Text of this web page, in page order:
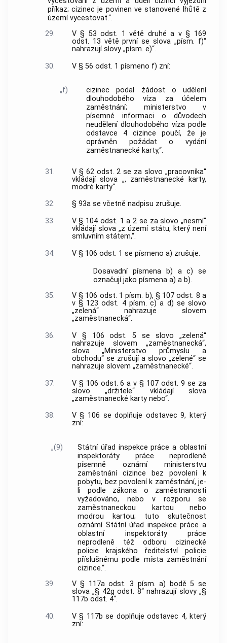
příkaz; cizinec je povinen ve stanovené lhůtě z
území vycestovat.“.
29.
V § 53 odst. 1 větě druhé a v § 169
odst. 13 větě první se slova „písm. f)“
nahrazují slovy „písm. e)“.
30.
V § 56 odst. 1 písmeno f) zní:
„f)
cizinec podal žádost o udělení
dlouhodobého víza za účelem
zaměstnání; ministerstvo v
písemné informaci o důvodech
neudělení dlouhodobého víza podle
odstavce 4 cizince poučí, že je
oprávněn požádat o vydání
zaměstnanecké karty,“.
31.
V § 62 odst. 2 se za slovo „pracovníka“
vkládají slova „, zaměstnanecké karty,
modré karty“.
32.
§ 93a se včetně nadpisu zrušuje.
33.
V § 104 odst. 1 a 2 se za slovo „nesmí“
vkládají slova „z území státu, který není
smluvním státem,“.
34.
V § 106 odst. 1 se písmeno a) zrušuje.
Dosavadní písmena b) a c) se
označují jako písmena a) a b).
35.
V § 106 odst. 1 písm. b), § 107 odst. 8 a
v § 123 odst. 4 písm. c) a d) se slovo
„zelená“ nahrazuje slovem
„zaměstnanecká“.
36.
V § 106 odst. 5 se slovo „zelená“
nahrazuje slovem „zaměstnanecká“,
slova „Ministerstvo průmyslu a
obchodu“ se zrušují a slovo „zelené“ se
nahrazuje slovem „zaměstnanecké“.
37.
V § 106 odst. 6 a v § 107 odst. 9 se za
slovo „držitele“ vkládají slova
„zaměstnanecké karty nebo“.
38.
V § 106 se doplňuje odstavec 9, který
zní:
„(9)
Státní úřad inspekce práce a oblastní
inspektoráty práce neprodleně
písemně oznámí ministerstvu
zaměstnání cizince bez povolení k
pobytu, bez povolení k zaměstnání, je-
li podle zákona o zaměstnanosti
vyžadováno, nebo v rozporu se
zaměstnaneckou kartou nebo
modrou kartou; tuto skutečnost
oznámí Státní úřad inspekce práce a
oblastní inspektoráty práce
neprodleně též odboru cizinecké
policie krajského ředitelství policie
příslušnému podle místa zaměstnání
cizince.“.
39.
V § 117a odst. 3 písm. a) bodě 5 se
slova „§ 42g odst. 8“ nahrazují slovy „§
117b odst. 4“.
40.
V § 117b se doplňuje odstavec 4, který
zní: